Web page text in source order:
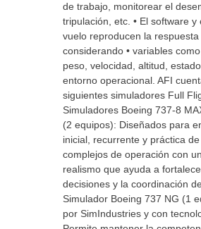
de trabajo, monitorear el
tripulación, etc. • El software y
vuelo reproducen la respuesta
considerando • variables
peso, velocidad, altitud,
entorno operacional. AFI
siguientes simuladores Full
Simuladores Boeing 737-8
(2 equipos): Diseñados para
inicial, recurrente y práctica
complejos de operación con
realismo que ayuda a
decisiones y la coordinación
Simulador Boeing 737 NG (1
por SimIndustries y con